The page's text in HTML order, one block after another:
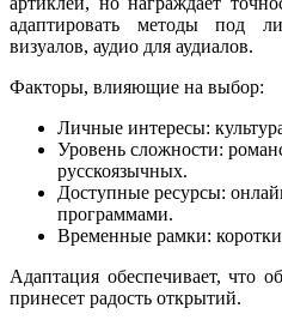
адаптировать методы под
визуалов, аудио для аудиалов.
Факторы, влияющие на выбор:
Личные интересы:
Уровень сложности:
русскоязычных.
Доступные ресурсы:
программами.
Временные рамки:
Адаптация обеспечивает, что
принесет радость открытий.